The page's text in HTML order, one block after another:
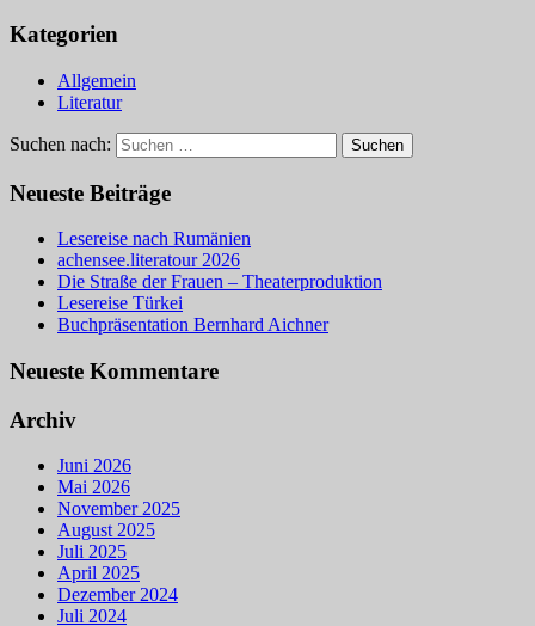
Kategorien
Allgemein
Literatur
Suchen nach:
Neueste Beiträge
Lesereise nach Rumänien
achensee.literatour 2026
Die Straße der Frauen – Theaterproduktion
Lesereise Türkei
Buchpräsentation Bernhard Aichner
Neueste Kommentare
Archiv
Juni 2026
Mai 2026
November 2025
August 2025
Juli 2025
April 2025
Dezember 2024
Juli 2024